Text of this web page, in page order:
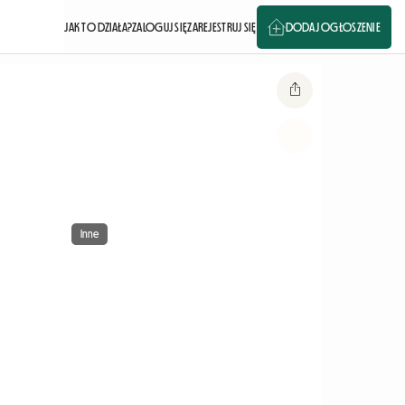
JAK TO DZIAŁA?ZALOGUJ SIĘZAREJESTRUJ SIĘ DODAJ OGŁOSZENIE
Inne